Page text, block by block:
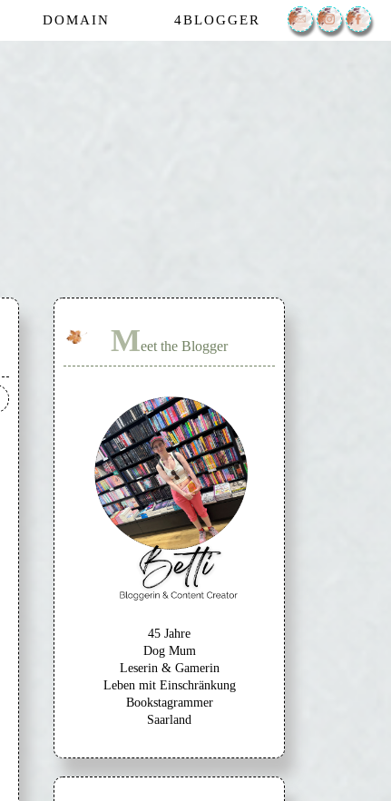
DOMAIN 4BLOGGER
Meet the Blogger
45 Jahre
Dog Mum
Leserin & Gamerin
Leben mit Einschränkung
Bookstagrammer
Saarland